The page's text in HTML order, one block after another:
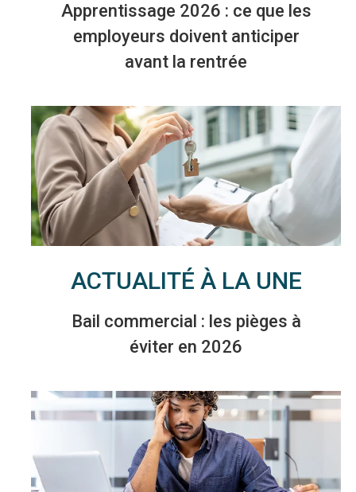
Apprentissage 2026 : ce que les
employeurs doivent anticiper
avant la rentrée
ACTUALITÉ À LA UNE
Bail commercial : les pièges à
éviter en 2026